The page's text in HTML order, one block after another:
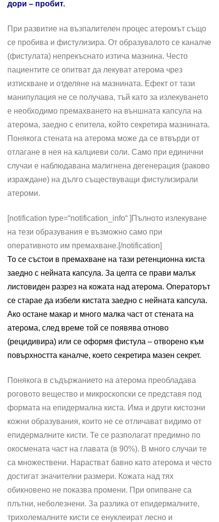
дори – пробит.
При развитие на възпалителен процес атеромът също
се пробива и фистулизира. От образувалото се каналче
(фистулата) непрекъснато изтича мазнина. Често
пациентите се опитват да лекуват атерома чрез
изтискване и отделяне на мазнината. Ефект от тази
манипулация не се получава, тъй като за излекуването
е необходимо премахването на външната капсула на
атерома, заедно с епитела, който секретира мазнината.
Понякога стената на атерома може да се втвърди от
отлагане в нея на калциеви соли. Само при единични
случаи е наблюдавана малигнена дегенерация (раково
израждане) на дълго съществуващи фистулизирали
атероми.
[notification type=“notification_info“ ] Пълното излекуване
на тези образувания е възможно само при
оперативното им премахване.[/notification]
То се състои в премахване на тази ретенционна киста
заедно с нейната капсула. За целта се прави малък
листовиден разрез на кожата над атерома. Операторът
се старае да избели кистата заедно с нейната капсула.
Ако остане макар и много малка част от стената на
атерома, след време той се появява отново
(рецидивира) или се оформя фистула – отворено към
повърхността каналче, което секретира мазен секрет.
Понякога в съдържанието на атерома преобладава
роговото вещество и микроскопски се представя под
формата на епидермална киста. Има и други кистозни
кожни образувания, които не се отличават видимо от
епидермалните кисти. Те се разполагат предимно по
окосмената част на главата (в 90%). В много случаи те
са множествени. Нарастват бавно като атерома и често
достигат значителни размери. Кожата над тях
обикновено не показва промени. При опипване са
плътни, неболезнени. За разлика от епидермалните,
трихолемалните кисти се енуклеират лесно и